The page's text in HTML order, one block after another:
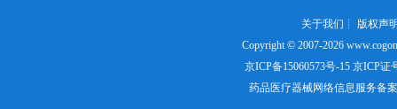
关于我们 ┊ 版权声
Copyright © 2007-2026
京ICP备15060573号-15京ICP证
药品医疗器械网络信息服务备